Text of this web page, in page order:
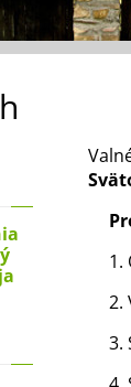
1.
2.
3.